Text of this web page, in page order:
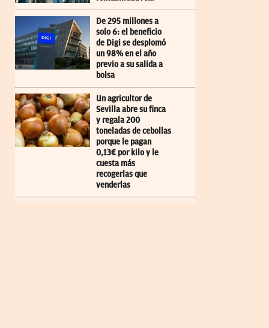
De 295 millones a
solo 6: el beneficio
de Digi se desplomó
un 98% en el año
previo a su salida a
bolsa
Un agricultor de
Sevilla abre su finca
y regala 200
toneladas de cebollas
porque le pagan
0,13€ por kilo y le
cuesta más
recogerlas que
venderlas